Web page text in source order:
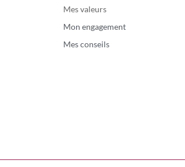
Mes valeurs
Mon engagement
Mes conseils